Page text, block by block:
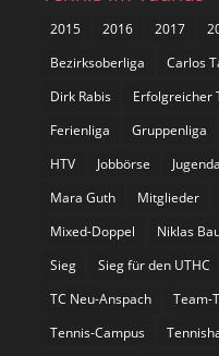
2015 2016 2017
Bezirksoberliga
Carlos
Dirk Rabis
Erfolgreicher
Ferienliga
Gruppenliga
HTV
Jobbörse
Mara Guth
Mitglieder
Mixed-Doppel
Niklas
Sieg
Sieg für den UTHC
TC Neu-Anspach
Team-
Tennis-Campus